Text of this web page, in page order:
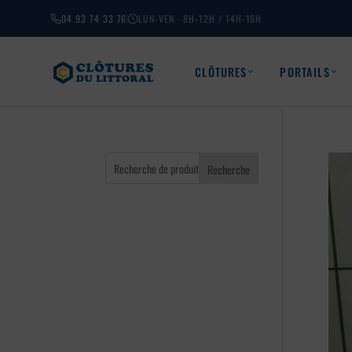
04 93 74 33 76 LUN-VEN · 8H-12H / 14H-18H
CLÔTURES PORTAILS
Recherche